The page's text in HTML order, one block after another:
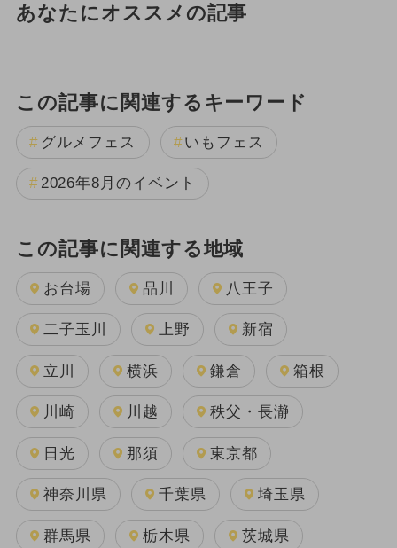
あなたにオススメの記事
この記事に関連するキーワード
グルメフェス いもフェス
2026年8月のイベント
この記事に関連する地域
お台場 品川 八王子
二子玉川 上野 新宿
立川 横浜 鎌倉 箱根
川崎 川越 秩父・長瀞
日光 那須 東京都
神奈川県 千葉県 埼玉県
群馬県 栃木県 茨城県